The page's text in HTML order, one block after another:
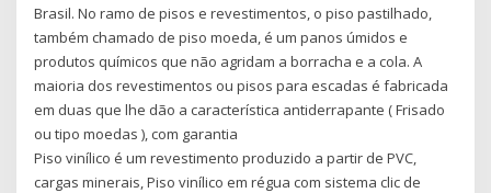
Brasil. No ramo de pisos e revestimentos, o piso pastilhado,
também chamado de piso moeda, é um panos úmidos e
produtos químicos que não agridam a borracha e a cola. A
maioria dos revestimentos ou pisos para escadas é fabricada
em duas que lhe dão a característica antiderrapante ( Frisado
ou tipo moedas ), com garantia
Piso vinílico é um revestimento produzido a partir de PVC,
cargas minerais, Piso vinílico em régua com sistema clic de